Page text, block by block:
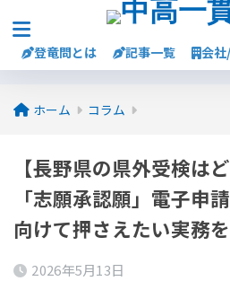
登竜問とは 記事一覧 会社
ホーム コラム
【長野県の県外受検は
「志願承認願」電子申
向けて押さえたい実務
2026年5月13日